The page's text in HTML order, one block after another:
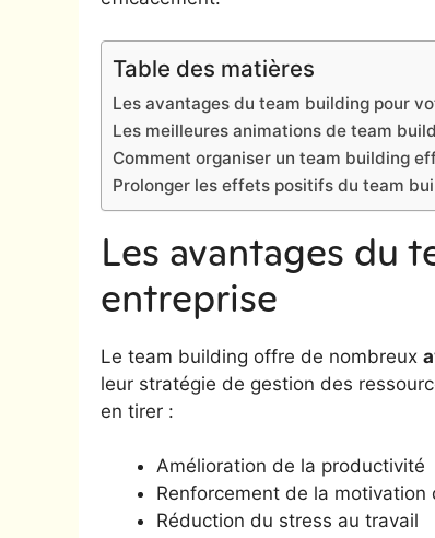
Table des matières
Les avantages du team building pour
Les meilleures animations de team
Comment organiser un team building
Prolonger les effets positifs du team
Les avantages du
entreprise
Le team building offre de nombreux
leur stratégie de gestion des
en tirer :
Amélioration de la productivité
Renforcement de la motivation
Réduction du stress au travail